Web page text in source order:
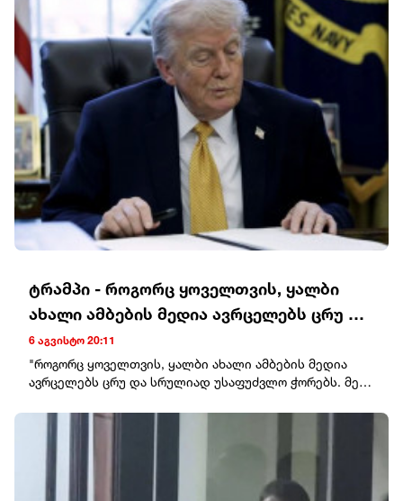
ტრამპი - როგორც ყოველთვის, ყალბი
ახალი ამბების მედია ავრცელებს ცრუ და
სრულიად უსაფუძვლო ჭორებს
6 აგვისტო 20:11
"როგორც ყოველთვის, ყალბი ახალი ამბების მედია
ავრცელებს ცრუ და სრულიად უსაფუძვლო ჭორებს. მე
პიტ ჰეგსეტი ასრულებს. ყველაფერი არაჩვეულებრივად
შედეგი ერთ დღეზე ნაკლებ დროში იყო მიღწეული,
წარგვედგინა მსოფლიოში ერთ-ერთი ყველაზე საშიში